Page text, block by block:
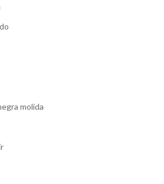
molida